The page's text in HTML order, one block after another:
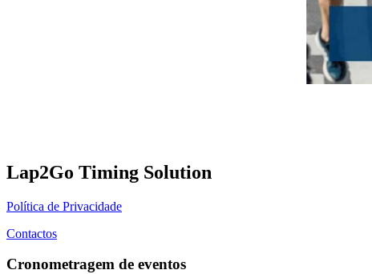
Lap2Go Timing Solution
Política de Privacidade
Contactos
Cronometragem de eventos